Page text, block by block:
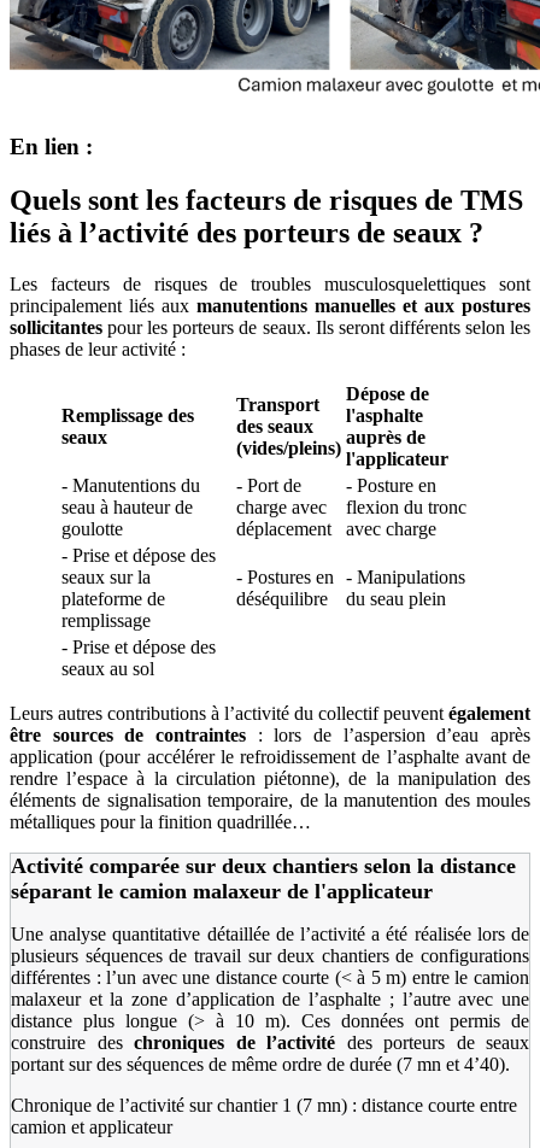
En lien :
Quels sont les facteurs de risques de TMS
liés à l’activité des porteurs de seaux ?
Les facteurs de risques de troubles musculosquelettiques sont
principalement liés aux manutentions manuelles et aux postures
sollicitantes pour les porteurs de seaux. Ils seront différents selon les
phases de leur activité :
Remplissage des
seaux
Transport
des seaux
(vides/pleins)
Dépose de
l'asphalte
auprès de
l'applicateur
- Manutentions du
seau à hauteur de
goulotte
- Port de
charge avec
déplacement
- Posture en
flexion du tronc
avec charge
- Prise et dépose des
seaux sur la
plateforme de
remplissage
- Postures en
déséquilibre
- Manipulations
du seau plein
- Prise et dépose des
seaux au sol
Leurs autres contributions à l’activité du collectif peuvent également
être sources de contraintes : lors de l’aspersion d’eau après
application (pour accélérer le refroidissement de l’asphalte avant de
rendre l’espace à la circulation piétonne), de la manipulation des
éléments de signalisation temporaire, de la manutention des moules
métalliques pour la finition quadrillée…
Activité comparée sur deux chantiers selon la distance
séparant le camion malaxeur de l'applicateur
Une analyse quantitative détaillée de l’activité a été réalisée lors de
plusieurs séquences de travail sur deux chantiers de configurations
différentes : l’un avec une distance courte (< à 5 m) entre le camion
malaxeur et la zone d’application de l’asphalte ; l’autre avec une
distance plus longue (> à 10 m). Ces données ont permis de
construire des chroniques de l’activité des porteurs de seaux
portant sur des séquences de même ordre de durée (7 mn et 4’40).
Chronique de l’activité sur chantier 1 (7 mn) : distance courte entre
camion et applicateur